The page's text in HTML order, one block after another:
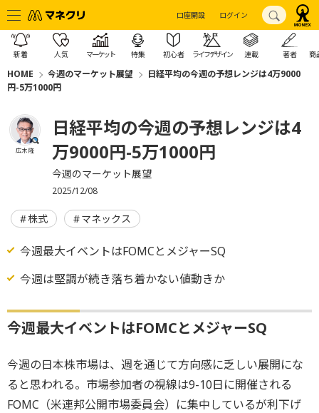
口座開設 ログイン
新着 人気 マーケット 特集 初心者 ライフデザイン 連載 著者 商
HOME 今週のマーケット展望
日経平均の今週の予想レンジは4万9000
円-5万1000円
広木 隆
日経平均の今週の予想レンジは4
万9000円-5万1000円
今週のマーケット展望
2025/12/08
株式 マネックス
今週最大イベントはFOMCとメジャーSQ
今週は堅調が続き落ち着かない値動きか
今週最大イベントはFOMCとメジャーSQ
今週の日本株市場は、週を通じて方向感に乏しい展開にな
ると思われる。市場参加者の視線は9-10日に開催される
FOMC（米連邦公開市場委員会）に集中しているが利下げ